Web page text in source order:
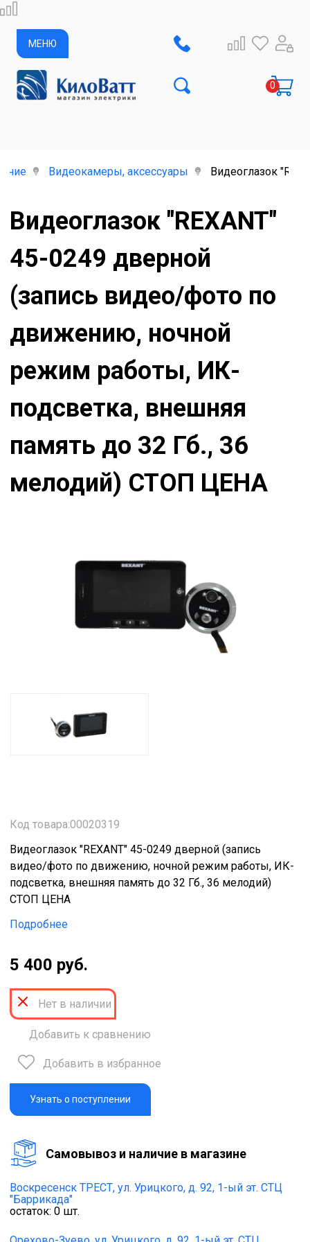
МЕНЮ
Видеокамеры, аксессуары Видеоглазок
Видеоглазок "REXANT"
45-0249 дверной
(запись видео/фото по
движению, ночной
режим работы, ИК-
подсветка, внешняя
память до 32 Гб., 36
мелодий) СТОП ЦЕНА
Код товара:00020319
Видеоглазок "REXANT" 45-0249 дверной (запись
видео/фото по движению, ночной режим работы, ИК-
подсветка, внешняя память до 32 Гб., 36 мелодий)
СТОП ЦЕНА
Подробнее
5 400 руб.
Нет в наличии
Добавить к сравнению
Добавить в избранное
Узнать о поступлении
Cамовывоз и наличие в магазине
Воскресенск ТРЕСТ, ул. Урицкого, д. 92, 1-ый эт. СТЦ
"Баррикада"
остаток: 0 шт.